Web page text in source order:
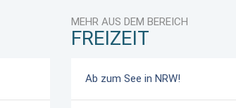
MEHR AUS DEM BEREICH
FREIZEIT
Ab zum See in NRW!